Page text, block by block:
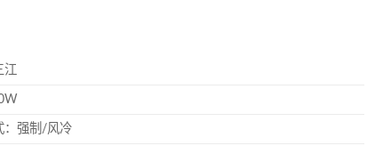
江
：强制/风冷